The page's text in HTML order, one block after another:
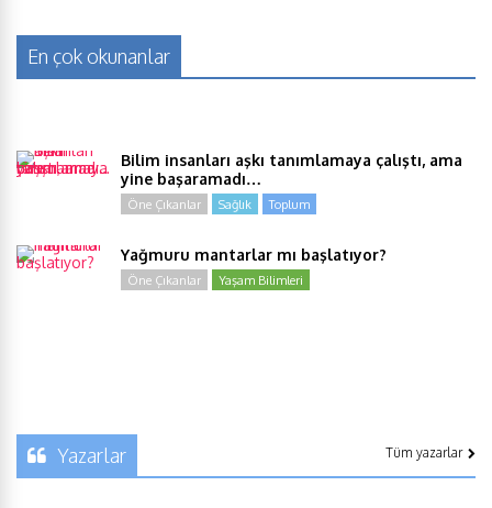
En çok okunanlar
Bilim insanları aşkı tanımlamaya çalıştı, ama
yine başaramadı…
Öne Çıkanlar Sağlık Toplum
Yağmuru mantarlar mı başlatıyor?
Öne Çıkanlar Yaşam Bilimleri
Yazarlar Tüm yazarlar